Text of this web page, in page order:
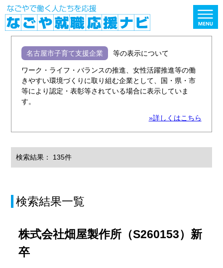
名古屋市子育て支援企業 等の表示について
ワーク・ライフ・バランスの推進、女性活躍推進等の働
きやすい環境づくりに取り組む企業として、国・県・市
等により認定・表彰等されている場合に表示していま
す。
»詳しくはこちら
検索結果： 135件
検索結果一覧
株式会社畑屋製作所（S260153）新
卒